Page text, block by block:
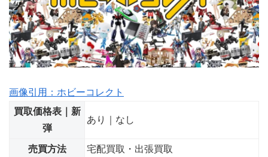
画像引用：ホビーコレクト
買取価格表｜新
弾
あり｜なし
売買方法 宅配買取・出張買取